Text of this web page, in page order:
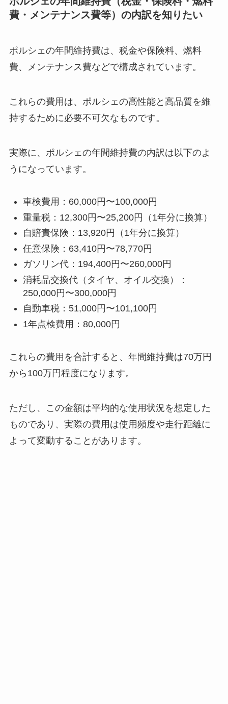
費・メンテナンス費等）の内訳を知りたい
ポルシェの年間維持費は、税金や保険料、燃料
費、メンテナンス費などで構成されています。
これらの費用は、ポルシェの高性能と高品質を維
持するために必要不可欠なものです。
実際に、ポルシェの年間維持費の内訳は以下のよ
うになっています。
車検費用：60,000円〜100,000円
重量税：12,300円〜25,200円（1年分に換算）
自賠責保険：13,920円（1年分に換算）
任意保険：63,410円〜78,770円
ガソリン代：194,400円〜260,000円
消耗品交換代（タイヤ、オイル交換）：
250,000円〜300,000円
自動車税：51,000円〜101,100円
1年点検費用：80,000円
これらの費用を合計すると、年間維持費は70万円
から100万円程度になります。
ただし、この金額は平均的な使用状況を想定した
ものであり、実際の費用は使用頻度や走行距離に
よって変動することがあります。